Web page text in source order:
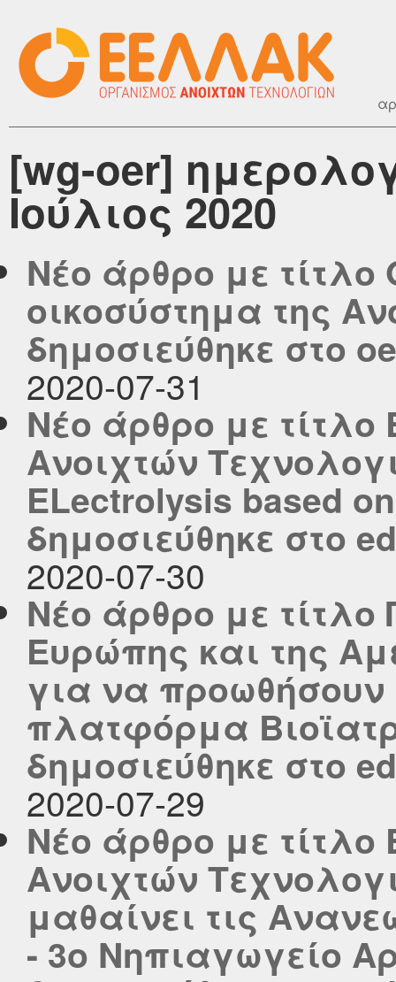
[wg-oer]
Ιούλιος 2020
Νέο άρθρο με
οικοσύστημα της
δημοσιεύθηκε στο
2020-07-31
Νέο άρθρο με
Ανοιχτών
ELectrolysis based
δημοσιεύθηκε στο
2020-07-30
Νέο άρθρο με τίτλο
Ευρώπης και της
για να προωθήσουν
πλατφόρμα
δημοσιεύθηκε στο
2020-07-29
Νέο άρθρο με
Ανοιχτών
μαθαίνει τις
- 3ο Νηπιαγωγείο